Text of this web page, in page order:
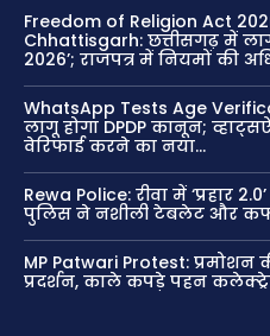
Freedom of Religion Act
Chhattisgarh: छत्तीसगढ़ में
2026’; राजपत्र में नियमों की
WhatsApp Tests Age
लागू होगा DPDP कानून;
वेरिफाई करने का नया...
Rewa Police: रीवा में ‘प्रहार
पुलिस ने नशीली टेबलेट और
MP Patwari Protest: प्रमोशन
प्रदर्शन, काले कपड़े पहन